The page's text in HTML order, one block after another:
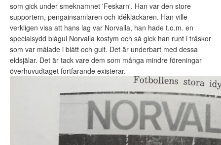
som gick under smeknamnet 'Feskarn'. Han var den store
supportern, pengainsamlaren och idékläckaren. Han ville
verkligen visa att hans lag var Norvalla, han hade t.o.m. en
specialsydd blågul Norvalla kostym och så gick han runt i träskor
som var målade i blått och gult. Det är underbart med dessa
eldsjälar. Det är tack vare dem som många mindre föreningar
överhuvudtaget fortfarande existerar.